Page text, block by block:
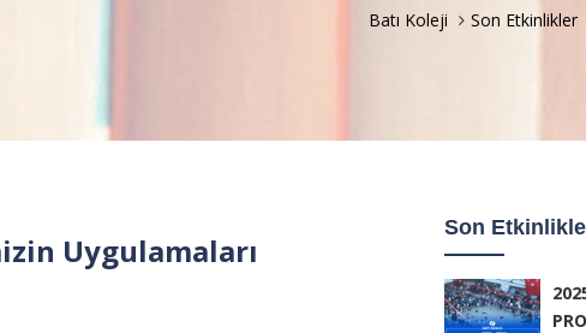
Batı Koleji Son Etkinlikler
Uygulamaları
Son